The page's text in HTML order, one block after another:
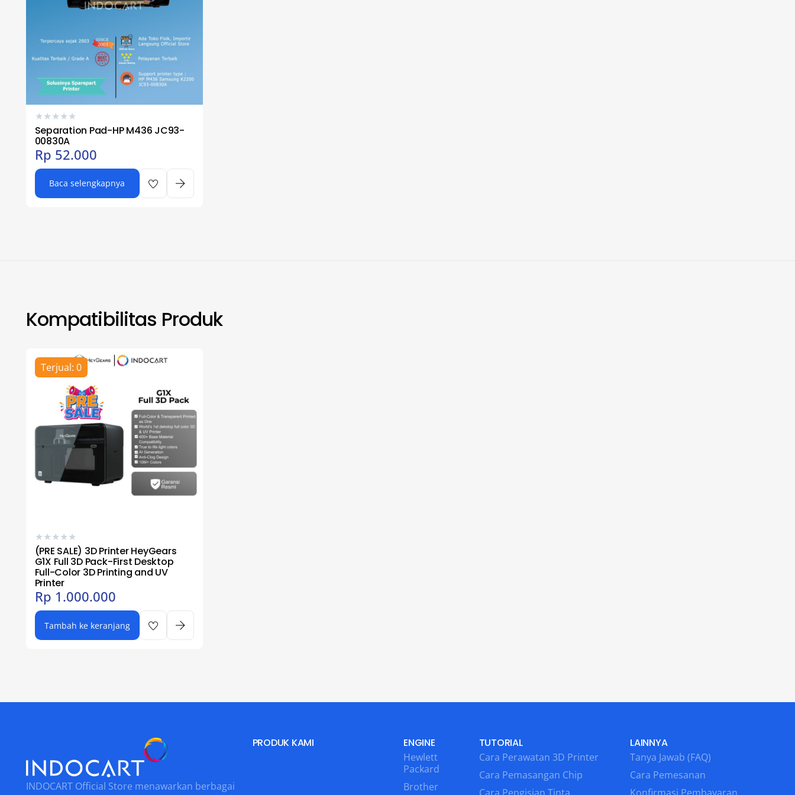
★★★★★
Separation Pad-HP M436 JC93-
00830A
Rp 52.000
Baca selengkapnya
Kompatibilitas Produk
Terjual: 0
★★★★★
(PRE SALE) 3D Printer HeyGears
G1X Full 3D Pack-First Desktop
Full-Color 3D Printing and UV
Printer
Rp 1.000.000
Tambah ke keranjang
INDOCART Official Store menawarkan berbagai
PRODUK KAMI ENGINE
Hewlett
Packard
Brother
TUTORIAL
Cara Perawatan 3D Printer
Cara Pemasangan Chip
LAINNYA
Tanya Jawab (FAQ)
Cara Pemesanan